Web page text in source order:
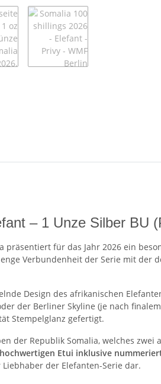
– 1 Unze Silber BU
präsentiert für das Jahr 2026 ein
Verbundenheit der Serie mit
Design des afrikanischen
der Berliner Skyline (je nach
Stempelglanz gefertigt.
der Republik Somalia, welches
hochwertigen Etui inklusive
der Elefanten-Serie dar.